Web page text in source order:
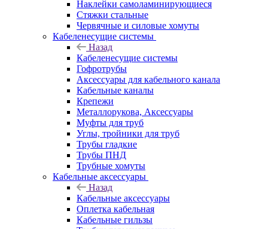
Наклейки самоламинирующиеся
Стяжки стальные
Червячные и силовые хомуты
Кабеленесущие системы
Назад
Кабеленесущие системы
Гофротрубы
Аксессуары для кабельного канала
Кабельные каналы
Крепежи
Металлорукова, Аксессуары
Муфты для труб
Углы, тройники для труб
Трубы гладкие
Трубы ПНД
Трубные хомуты
Кабельные аксессуары
Назад
Кабельные аксессуары
Оплетка кабельная
Кабельные гильзы